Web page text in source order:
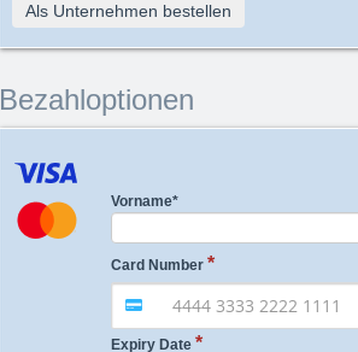
Als Unternehmen bestellen
Bezahloptionen
Vorname*
Card Number
Expiry Date